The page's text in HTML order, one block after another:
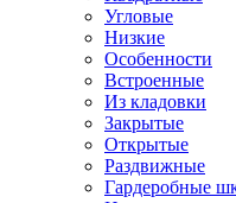
Угловые
Низкие
Особенности
Встроенные
Из кладовки
Закрытые
Открытые
Раздвижные
Гардеробные